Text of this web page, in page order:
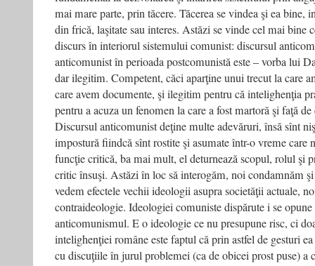
mai mare parte, prin tăcere. Tăcerea se vindea şi ea bine,
din frică, laşitate sau interes. Astăzi se vinde cel mai bine
discurs în interiorul sistemului comunist: discursul
anticomunist în perioada postcomunistă este – vorba lui
dar ilegitim. Competent, căci aparţine unui trecut la care
care avem documente, şi ilegitim pentru că intelighenţia
pentru a acuza un fenomen la care a fost martoră şi faţă
Discursul anticomunist deţine multe adevăruri, însă sînt
impostură fiindcă sînt rostite şi asumate într-o vreme care
funcţie critică, ba mai mult, el deturnează scopul, rolul şi
critic însuşi. Astăzi în loc să interogăm, noi condamnăm
vedem efectele vechii ideologii asupra societăţii actuale,
contraideologie. Ideologiei comuniste dispărute i se
anticomunismul. E o ideologie ce nu presupune risc, ci
intelighenţiei române este faptul că prin astfel de gesturi
cu discuţiile în jurul problemei (ca de obicei prost puse) a